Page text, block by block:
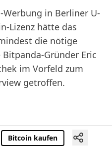
in Berliner U-
Lizenz hätte das
die nötige
Gründer Eric
im Vorfeld zum
getroffen.
Bitcoin kaufen